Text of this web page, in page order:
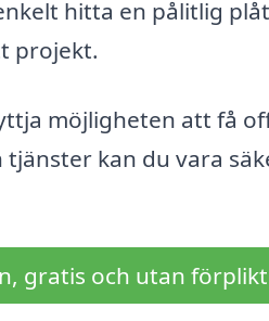
hitta en pålitlig
projekt.
möjligheten att få
kan du vara
gratis och utan